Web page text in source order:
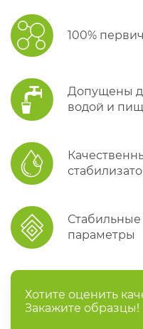
100%
Допущены
водой и
параметры
Хотите оценить
Закажите образцы!